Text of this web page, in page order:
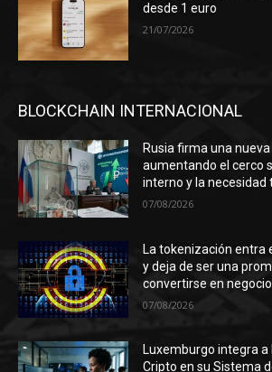
desde 1 euro
21/07/2026
BLOCKCHAIN INTERNACIONAL
Rusia firma una
aumentando el cerco
interno y la
07/08/2026
La tokenización entra
y deja de ser una
convertirse en negocio
07/08/2026
Luxemburgo integra a
Cripto en su Sistema